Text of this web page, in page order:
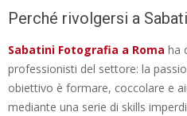
Perché rivolgersi a
Sabatini Fotografia a Roma ha
professionisti del settore: la
obiettivo è formare, coccolare e
mediante una serie di skills